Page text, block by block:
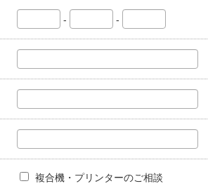
- -
複合機・プリンターのご相談